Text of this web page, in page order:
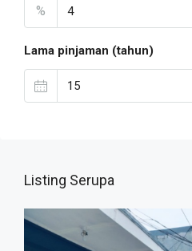
%
Lama pinjaman (tahun)
Listing Serupa